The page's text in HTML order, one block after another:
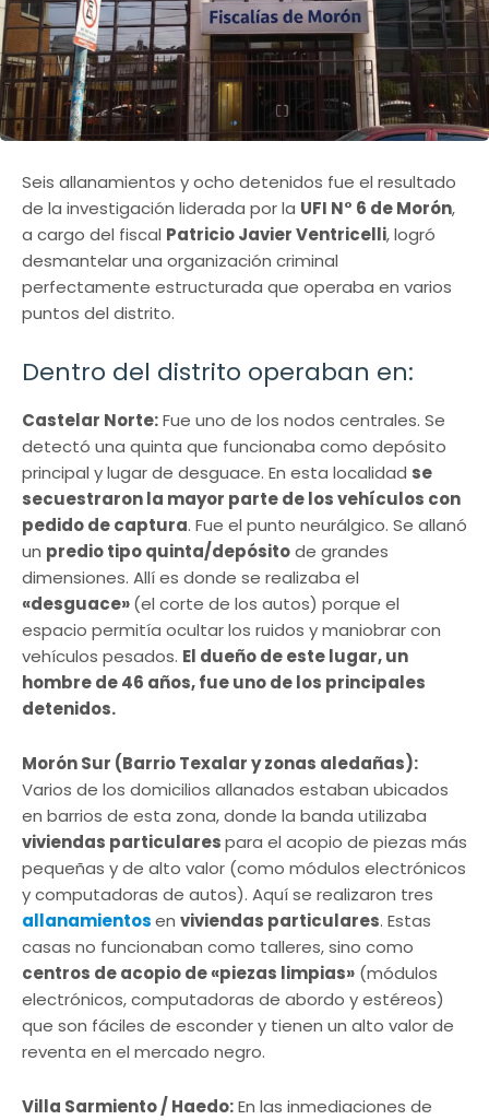
Seis allanamientos y ocho detenidos fue el resultado
de la investigación liderada por la UFI N° 6 de Morón,
a cargo del fiscal Patricio Javier Ventricelli, logró
desmantelar una organización criminal
perfectamente estructurada que operaba en varios
puntos del distrito.
Dentro del distrito operaban en:
Castelar Norte:Fue uno de los nodos centrales. Se
detectó una quinta que funcionaba como depósito
principal y lugar de desguace. En esta localidad se
secuestraron la mayor parte de los vehículos con
pedido de captura. Fue el punto neurálgico. Se allanó
un predio tipo quinta/depósitode grandes
dimensiones. Allí es donde se realizaba el
«desguace»(el corte de los autos) porque el
espacio permitía ocultar los ruidos y maniobrar con
vehículos pesados. El dueño de este lugar, un
hombre de 46 años, fue uno de los principales
detenidos.
Morón Sur (Barrio Texalar y zonas aledañas):
Varios de los domicilios allanados estaban ubicados
en barrios de esta zona, donde la banda utilizaba
viviendas particularespara el acopio de piezas más
pequeñas y de alto valor (como módulos electrónicos
y computadoras de autos). Aquí se realizaron tres
allanamientosen viviendas particulares. Estas
casas no funcionaban como talleres, sino como
centros de acopio de «piezas limpias» (módulos
electrónicos, computadoras de abordo y estéreos)
que son fáciles de esconder y tienen un alto valor de
reventa en el mercado negro.
Villa Sarmiento / Haedo:En las inmediaciones de